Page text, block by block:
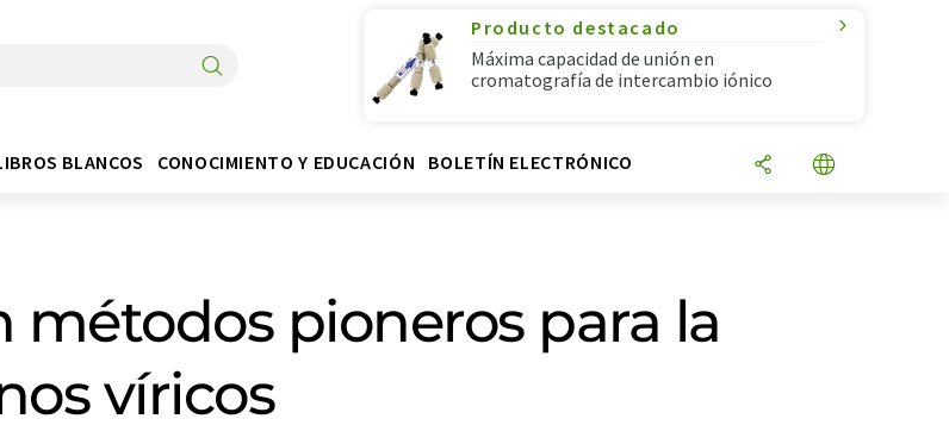
Producto destacado
Máxima capacidad de unión en
cromatografía de intercambio iónico
BLANCOS CONOCIMIENTO Y EDUCACIÓN BOLETÍN ELECTRÓNICO
métodos pioneros para la
víricos